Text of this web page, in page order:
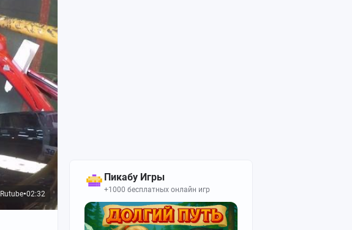
Пикабу Игры
+1000 бесплатных онлайн игр
Rutube●02:32